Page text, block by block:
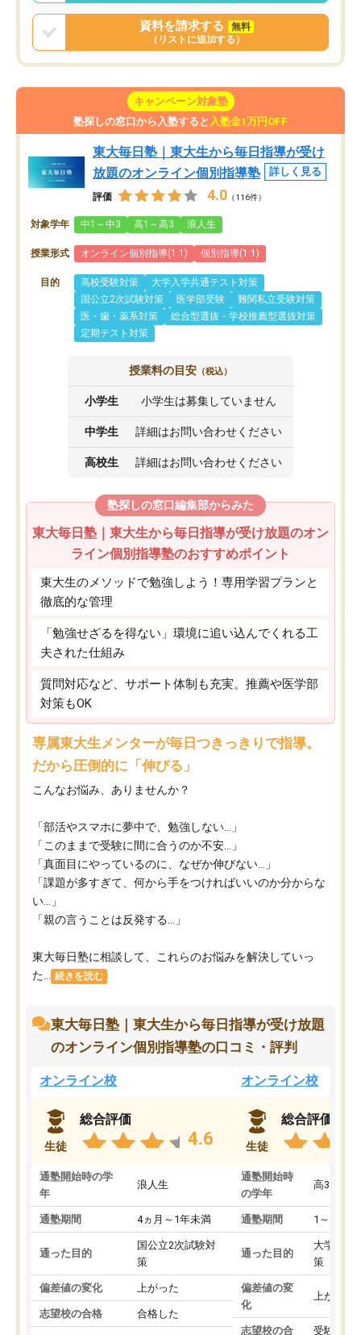
資料を請求する
無料
（リストに追加する）
キャンペーン対象塾
塾探しの窓口から入塾すると 入塾金1万円OFF
東大毎日塾｜東大生から毎日指導が受け
放題のオンライン個別指導塾
詳しく見る
評価 4.0 （116件）
対象学年 中1～中3 高1～高3 浪人生
授業形式 オンライン個別指導(1:1) 個別指導(1:1)
目的 高校受験対策
大学入学共通テスト対策
国公立2次試験対策
医学部受験
難関私立受験対策
医・歯・薬系対策
総合型選抜・学校推薦型選抜対策
定期テスト対策
授業料の目安 （税込）
小学生 小学生は募集していません
中学生 詳細はお問い合わせください
高校生 詳細はお問い合わせください
塾探しの窓口編集部からみた
東大毎日塾｜東大生から毎日指導が受け放題のオン
ライン個別指導塾のおすすめポイント
東大生のメソッドで勉強しよう！専用学習プランと
徹底的な管理
「勉強せざるを得ない」環境に追い込んでくれる工
夫された仕組み
質問対応など、サポート体制も充実。推薦や医学部
対策もOK
専属東大生メンターが毎日つきっきりで指導。
だから圧倒的に「伸びる」
こんなお悩み、ありませんか？
「部活やスマホに夢中で、勉強しない…」
「このままで受験に間に合うのか不安…」
「真面目にやっているのに、なぜか伸びない…」
「課題が多すぎて、何から手をつければいいのか分からな
い…」
「親の言うことは反発する…」
東大毎日塾に相談して、これらのお悩みを解決していっ
た...
続きを読む
東大毎日塾｜東大生から毎日指導が受け放題
のオンライン個別指導塾の口コミ・評判
オンライン校
生徒
総合評価
4.6
通塾開始時の学
年
浪人生
通塾期間 4ヵ月～1年未満
通った目的
国公立2次試験対
策
偏差値の変化 上がった
志望校の合格 合格した
オンライン校
生徒
総合評価
通塾開始時
の学年
高3
通塾期間 1～3ヵ月
通った目的
大学入学
策
偏差値の変
化
上がった
志望校の合
受験して